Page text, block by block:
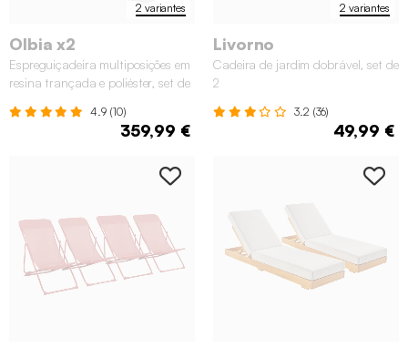
2 variantes
Olbia x2
Espreguiçadeira multiposições em
resina trançada e poliéster, set de
4.9 (10)
359,99 €
2 variantes
Livorno
Cadeira de jardim dobrável, set de
2
3.2 (36)
49,99 €